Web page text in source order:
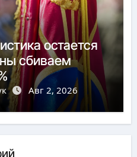
остается
сбиваем
Авг 2, 2026